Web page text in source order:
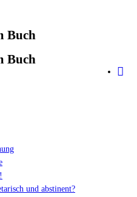
Buch
Buch
und abstinent?